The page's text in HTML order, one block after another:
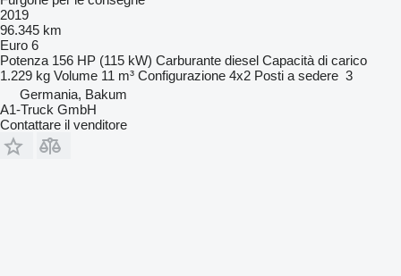
2019
96.345 km
Euro 6
Potenza 156 HP (115 kW) Carburante diesel Capacità di carico
1.229 kg Volume 11 m³ Configurazione 4x2 Posti a sedere 3
Germania, Bakum
A1-Truck GmbH
Contattare il venditore